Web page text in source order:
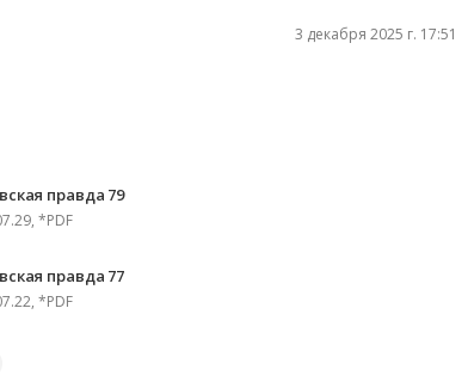
3 декабря 2025 г. 17:51
правда 79
*PDF
правда 77
*PDF